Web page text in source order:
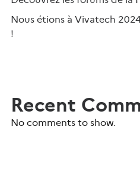
Nous étions à Vivatech
!
Recent
No comments to show.